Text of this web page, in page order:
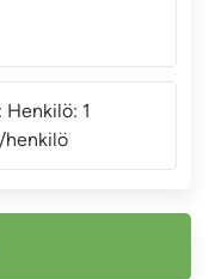
Henkilö: 1